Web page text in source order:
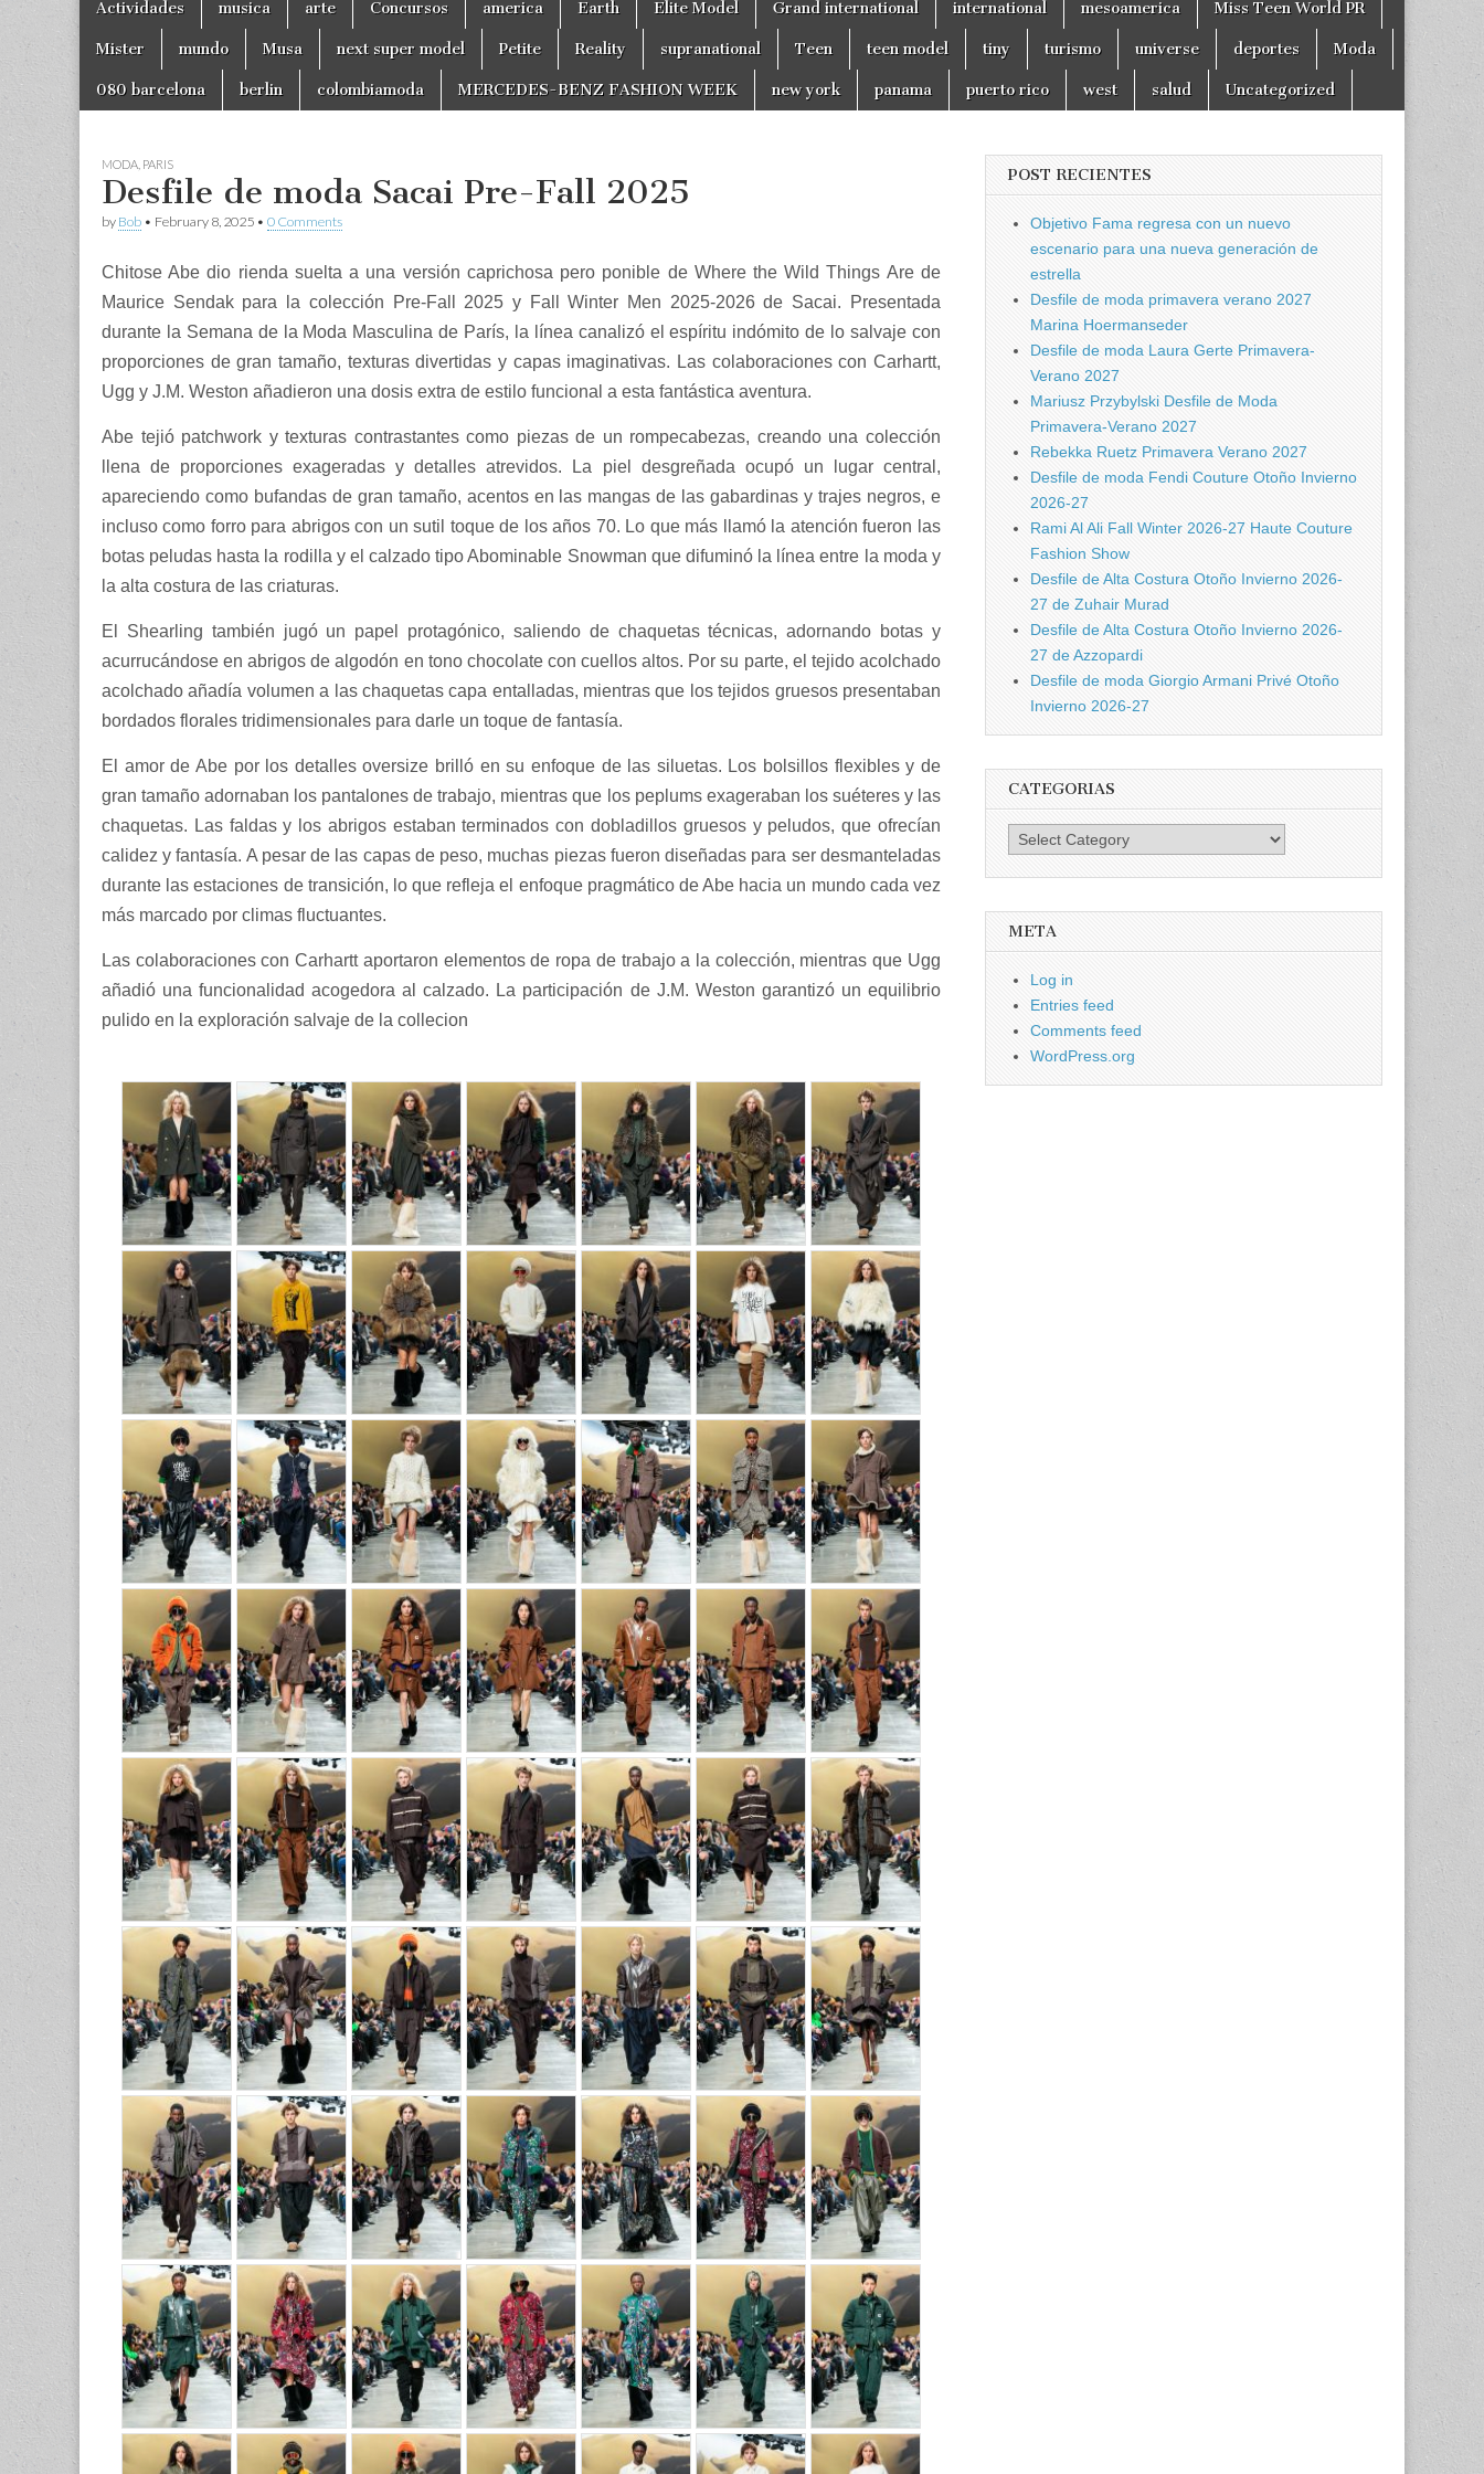
content
Actividades musica arte Concursos america Earth Elite Model Grand international international mesoamerica Miss Teen World PR
Mister mundo Musa next super model Petite Reality supranational Teen teen model tiny turismo universe deportes Moda
080 barcelona berlin colombiamoda MERCEDES-BENZ FASHION WEEK new york panama puerto rico west salud Uncategorized
MODA PARIS
Desfile de moda Sacai Pre-Fall 2025
by Bob • February 8, 2025 • 0 Comments
Chitose Abe dio rienda suelta a una versión caprichosa pero ponible de Where the Wild Things Are de
Maurice Sendak para la colección Pre-Fall 2025 y Fall Winter Men 2025-2026 de Sacai. Presentada
durante la Semana de la Moda Masculina de París, la línea canalizó el espíritu indómito de lo salvaje con
proporciones de gran tamaño, texturas divertidas y capas imaginativas. Las colaboraciones con Carhartt,
Ugg y J.M. Weston añadieron una dosis extra de estilo funcional a esta fantástica aventura.
Abe tejió patchwork y texturas contrastantes como piezas de un rompecabezas, creando una colección
llena de proporciones exageradas y detalles atrevidos. La piel desgreñada ocupó un lugar central,
apareciendo como bufandas de gran tamaño, acentos en las mangas de las gabardinas y trajes negros, e
incluso como forro para abrigos con un sutil toque de los años 70. Lo que más llamó la atención fueron las
botas peludas hasta la rodilla y el calzado tipo Abominable Snowman que difuminó la línea entre la moda y
la alta costura de las criaturas.
El Shearling también jugó un papel protagónico, saliendo de chaquetas técnicas, adornando botas y
acurrucándose en abrigos de algodón en tono chocolate con cuellos altos. Por su parte, el tejido acolchado
acolchado añadía volumen a las chaquetas capa entalladas, mientras que los tejidos gruesos presentaban
bordados florales tridimensionales para darle un toque de fantasía.
El amor de Abe por los detalles oversize brilló en su enfoque de las siluetas. Los bolsillos flexibles y de
gran tamaño adornaban los pantalones de trabajo, mientras que los peplums exageraban los suéteres y las
chaquetas. Las faldas y los abrigos estaban terminados con dobladillos gruesos y peludos, que ofrecían
calidez y fantasía. A pesar de las capas de peso, muchas piezas fueron diseñadas para ser desmanteladas
durante las estaciones de transición, lo que refleja el enfoque pragmático de Abe hacia un mundo cada vez
más marcado por climas fluctuantes.
Las colaboraciones con Carhartt aportaron elementos de ropa de trabajo a la colección, mientras que Ugg
añadió una funcionalidad acogedora al calzado. La participación de J.M. Weston garantizó un equilibrio
pulido en la exploración salvaje de la collecion
POST RECIENTES
Objetivo Fama regresa con un nuevo
escenario para una nueva generación de
estrella
Desfile de moda primavera verano 2027
Marina Hoermanseder
Desfile de moda Laura Gerte Primavera-
Verano 2027
Mariusz Przybylski Desfile de Moda
Primavera-Verano 2027
Rebekka Ruetz Primavera Verano 2027
Desfile de moda Fendi Couture Otoño Invierno
2026-27
Rami Al Ali Fall Winter 2026-27 Haute Couture
Fashion Show
Desfile de Alta Costura Otoño Invierno 2026-
27 de Zuhair Murad
Desfile de Alta Costura Otoño Invierno 2026-
27 de Azzopardi
Desfile de moda Giorgio Armani Privé Otoño
Invierno 2026-27
CATEGORIAS
Categorias
META
Log in
Entries feed
Comments feed
WordPress.org